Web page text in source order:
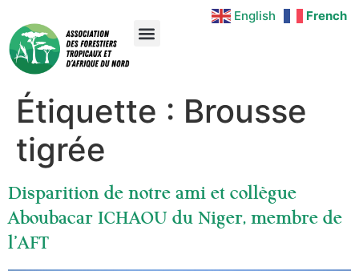
Étiquette : Brousse
tigrée
Disparition de notre ami et collègue
Aboubacar ICHAOU du Niger, membre de
l’AFT
English French